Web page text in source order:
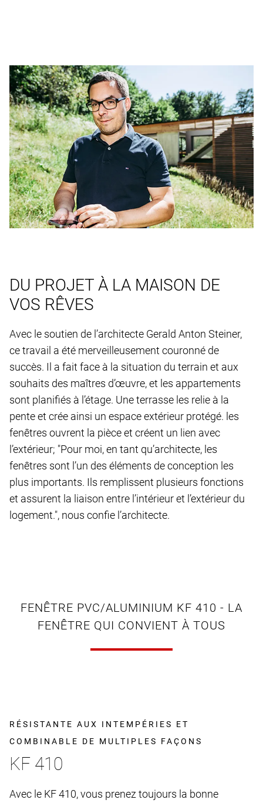
DU PROJET À LA MAISON DE
VOS RÊVES
Avec le soutien de l’architecte Gerald Anton Steiner,
ce travail a été merveilleusement couronné de
succès. Il a fait face à la situation du terrain et aux
souhaits des maîtres d’œuvre, et les appartements
sont planifiés à l’étage. Une terrasse les relie à la
pente et crée ainsi un espace extérieur protégé. les
fenêtres ouvrent la pièce et créent un lien avec
l’extérieur; "Pour moi, en tant qu’architecte, les
fenêtres sont l’un des éléments de conception les
plus importants. Ils remplissent plusieurs fonctions
et assurent la liaison entre l’intérieur et l’extérieur du
logement.", nous confie l’architecte.
FENÊTRE PVC/ALUMINIUM KF 410 - LA
FENÊTRE QUI CONVIENT À TOUS
RÉSISTANTE AUX INTEMPÉRIES ET
COMBINABLE DE MULTIPLES FAÇONS
KF 410
Avec le KF 410, vous prenez toujours la bonne